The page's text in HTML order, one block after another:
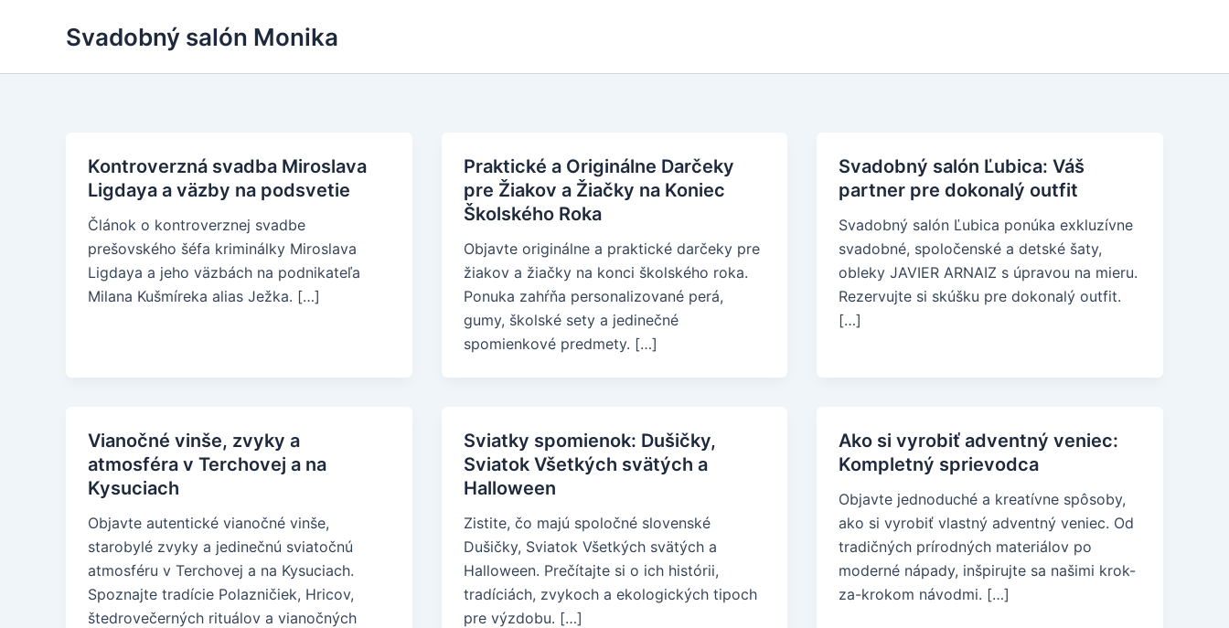
Svadobný salón Monika
Kontroverzná svadba Miroslava
Ligdaya a väzby na podsvetie
Článok o kontroverznej svadbe
prešovského šéfa kriminálky Miroslava
Ligdaya a jeho väzbách na podnikateľa
Milana Kušmíreka alias Ježka. […]
Praktické a Originálne Darčeky
pre Žiakov a Žiačky na Koniec
Školského Roka
Objavte originálne a praktické darčeky pre
žiakov a žiačky na konci školského roka.
Ponuka zahŕňa personalizované perá,
gumy, školské sety a jedinečné
spomienkové predmety. […]
Svadobný salón Ľubica: Váš
partner pre dokonalý outfit
Svadobný salón Ľubica ponúka exkluzívne
svadobné, spoločenské a detské šaty,
obleky JAVIER ARNAIZ s úpravou na mieru.
Rezervujte si skúšku pre dokonalý outfit.
[…]
Vianočné vinše, zvyky a
atmosféra v Terchovej a na
Kysuciach
Objavte autentické vianočné vinše,
starobylé zvyky a jedinečnú sviatočnú
atmosféru v Terchovej a na Kysuciach.
Spoznajte tradície Polazničiek, Hricov,
štedrovečerných rituálov a vianočných
Sviatky spomienok: Dušičky,
Sviatok Všetkých svätých a
Halloween
Zistite, čo majú spoločné slovenské
Dušičky, Sviatok Všetkých svätých a
Halloween. Prečítajte si o ich histórii,
tradíciách, zvykoch a ekologických tipoch
pre výzdobu. […]
Ako si vyrobiť adventný veniec:
Kompletný sprievodca
Objavte jednoduché a kreatívne spôsoby,
ako si vyrobiť vlastný adventný veniec. Od
tradičných prírodných materiálov po
moderné nápady, inšpirujte sa našimi krok-
za-krokom návodmi. […]